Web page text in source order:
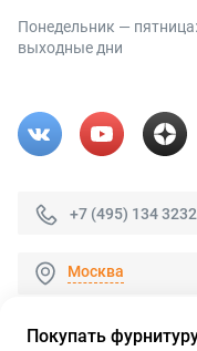
Понедельник —
выходные дни
+7 (495) 134 3232
Москва
Покупать